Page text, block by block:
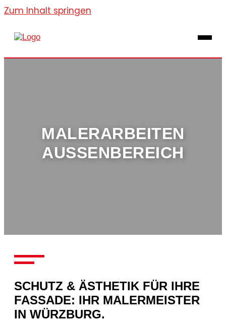
Zum Inhalt springen
MALERARBEITEN
AUSSENBEREICH
SCHUTZ & ÄSTHETIK FÜR IHRE
FASSADE: IHR MALERMEISTER
IN WÜRZBURG.